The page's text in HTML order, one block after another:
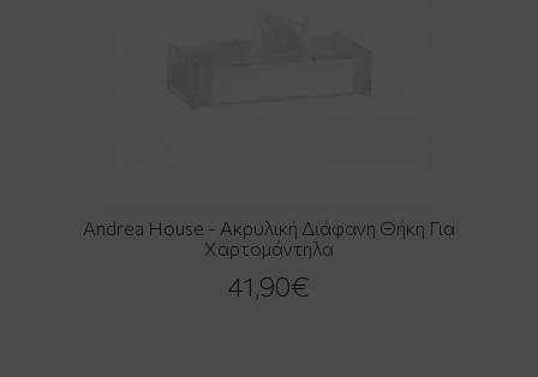
Andrea House - Ακρυλική Διάφανη Θήκη Για
Χαρτομάντηλα
41,90€